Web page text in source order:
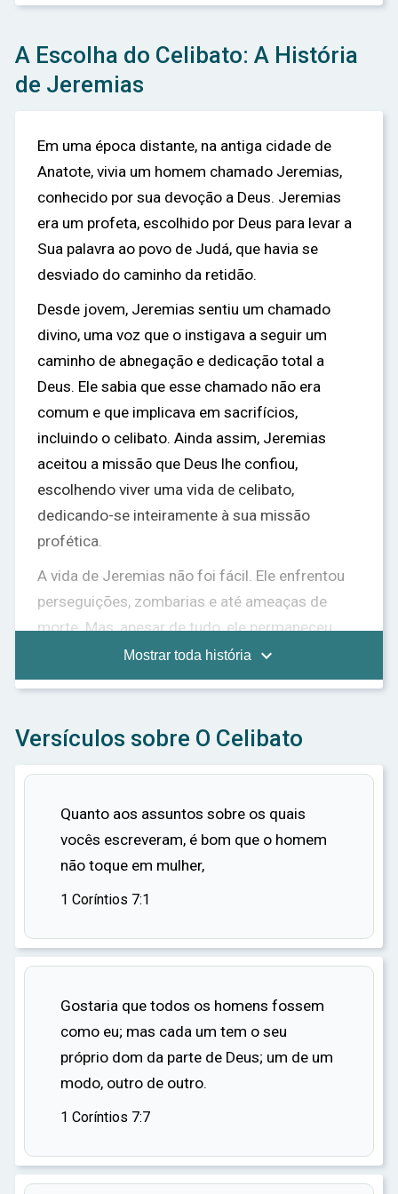
A Escolha do Celibato: A História
de Jeremias
Em uma época distante, na antiga cidade de
Anatote, vivia um homem chamado Jeremias,
conhecido por sua devoção a Deus. Jeremias
era um profeta, escolhido por Deus para levar a
Sua palavra ao povo de Judá, que havia se
desviado do caminho da retidão.
Desde jovem, Jeremias sentiu um chamado
divino, uma voz que o instigava a seguir um
caminho de abnegação e dedicação total a
Deus. Ele sabia que esse chamado não era
comum e que implicava em sacrifícios,
incluindo o celibato. Ainda assim, Jeremias
aceitou a missão que Deus lhe confiou,
escolhendo viver uma vida de celibato,
dedicando-se inteiramente à sua missão
profética.
A vida de Jeremias não foi fácil. Ele enfrentou
perseguições, zombarias e até ameaças de
morte. Mas, apesar de tudo, ele permaneceu
firme em sua decisão de celibato e em seu
compromisso com Deus. Ele sabia que seu
humano e que sua missão era de vital
sobre sua escolha. "Por que você escolheu a
solidão?", perguntavam. "Por que você não se
casa e tem filhos como todos nós?" Mas
Jeremias, com serenidade e convicção,
divina. Minha vida é dedicada a servir a Deus e
ao Seu povo. O celibato é uma parte dessa
dedicação."
Deus, em Sua infinita sabedoria, havia escolhido
Jeremias para uma missão especial, e o
celibato era uma parte essencial dessa missão.
Jeremias sabia que, ao escolher o celibato, ele
Deus e ao Seu povo. Ele estava escolhendo
colocar as necessidades dos outros acima de
Mostrar toda história 
Versículos sobre O Celibato
Quanto aos assuntos sobre os quais
vocês escreveram, é bom que o homem
não toque em mulher,
1 Coríntios 7:1
Gostaria que todos os homens fossem
como eu; mas cada um tem o seu
próprio dom da parte de Deus; um de um
modo, outro de outro.
1 Coríntios 7:7